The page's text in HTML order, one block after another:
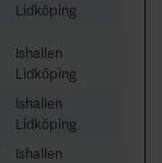
Lidköping
Ishallen
Lidköping
Ishallen
Lidköping
Ishallen